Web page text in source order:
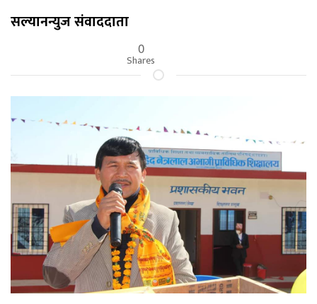
सल्यानन्युज संवाददाता
0
Shares